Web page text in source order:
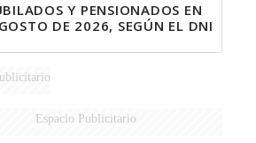
Y PENSIONADOS EN
DE 2026, SEGÚN EL DNI
Espacio Publicitario